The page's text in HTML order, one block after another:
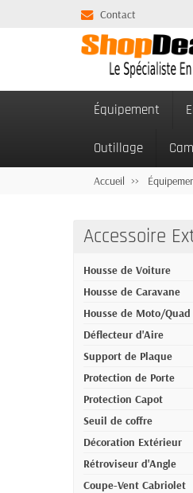
Contact
Équipement
Outillage
Accueil
Accessoire
Housse de Voiture
Housse de Caravane
Housse de Moto/Quad
Déflecteur d'Aire
Support de Plaque
Protection de Porte
Protection Capot
Seuil de coffre
Décoration Extérieur
Rétroviseur d'Angle
Coupe-Vent Cabriolet